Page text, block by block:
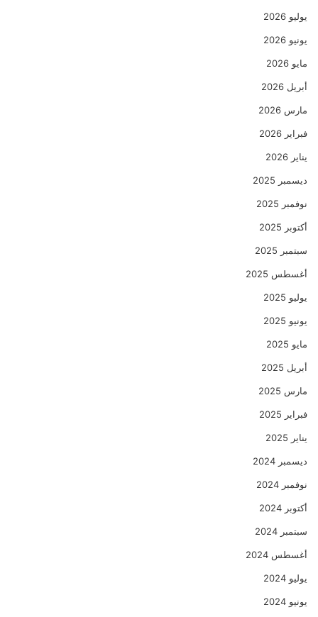
يوليو 2026
يونيو 2026
مايو 2026
أبريل 2026
مارس 2026
فبراير 2026
يناير 2026
ديسمبر 2025
نوفمبر 2025
أكتوبر 2025
سبتمبر 2025
أغسطس 2025
يوليو 2025
يونيو 2025
مايو 2025
أبريل 2025
مارس 2025
فبراير 2025
يناير 2025
ديسمبر 2024
نوفمبر 2024
أكتوبر 2024
سبتمبر 2024
أغسطس 2024
يوليو 2024
يونيو 2024